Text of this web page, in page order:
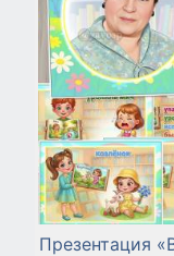
Презентация